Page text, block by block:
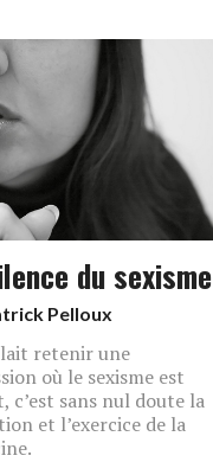
du sexisme
Pelloux
retenir une
où le sexisme est
c’est sans nul doute la
et l’exercice de la